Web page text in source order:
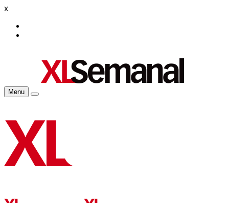
x
Menu